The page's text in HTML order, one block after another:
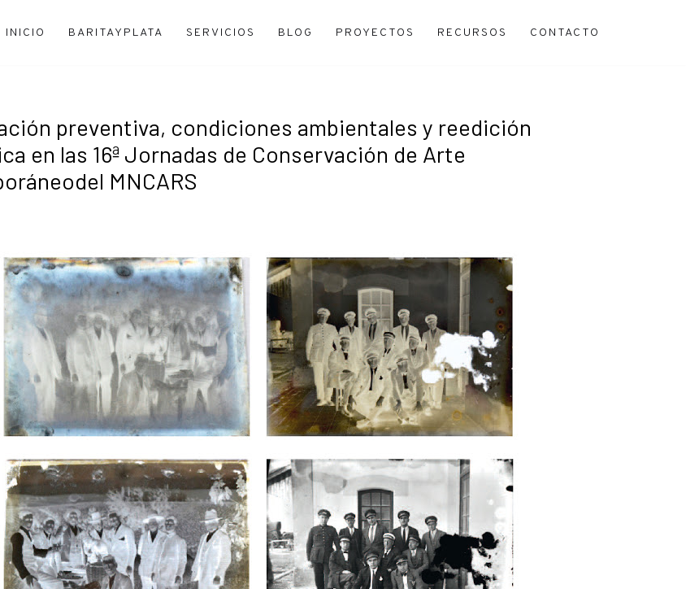
INICIO BARITAYPLATA SERVICIOS BLOG PROYECTOS RECURSOS CONTACTO
preventiva, condiciones ambientales y reedición
en las 16ª Jornadas de Conservación de Arte
MNCARS